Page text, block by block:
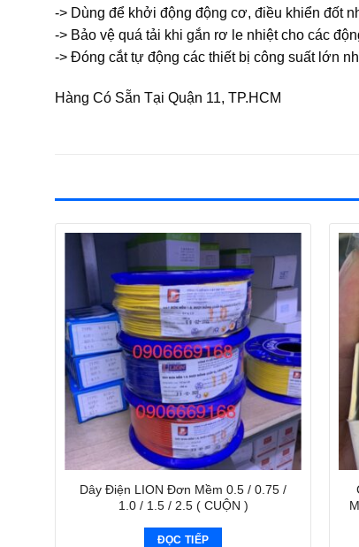
-> Dùng để khởi động động cơ, điều khiển đốt
-> Bảo vệ quá tải khi gắn rơ le nhiệt cho các
-> Đóng cắt tự động các thiết bị công suất lớn
Hàng Có Sẵn Tại Quận 11, TP.HCM
Dây Điện LION Đơn Mềm 0.5 / 0.75 /
1.0 / 1.5 / 2.5 ( CUỘN )
ĐỌC TIẾP